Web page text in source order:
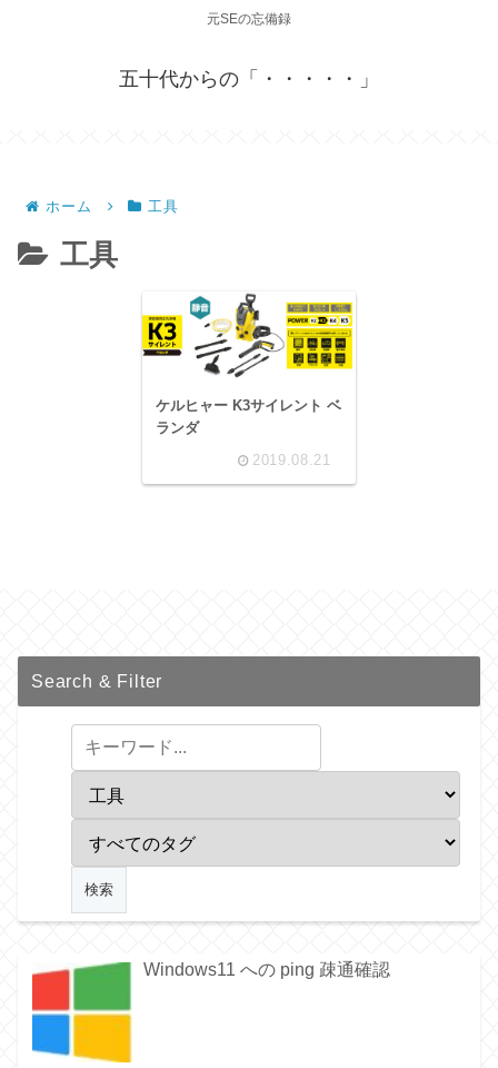
元SEの忘備録
五十代からの「・・・・・」
ホーム 工具
工具
ケルヒャー K3サイレント ベ
ランダ
2019.08.21
Search & Filter
Windows11 への ping 疎通確認